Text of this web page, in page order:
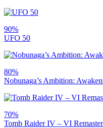
90%
UFO 50
80%
Nobunaga’s Ambition:
70%
Tomb Raider IV – VI